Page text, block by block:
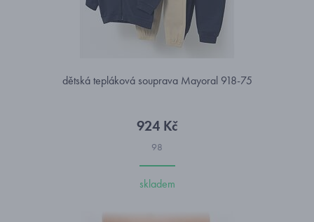
dětská tepláková souprava Mayoral 918-75
924 Kč
98
skladem